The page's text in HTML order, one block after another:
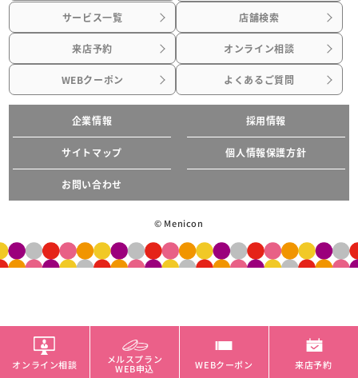
サービス一覧 店舗検索
来店予約 オンライン相談
WEBクーポン よくあるご質問
企業情報 採用情報
サイトマップ 個人情報保護方針
お問い合わせ
© Menicon
オンライン相談 メルスプラン
WEB申込 WEBクーポン 来店予約